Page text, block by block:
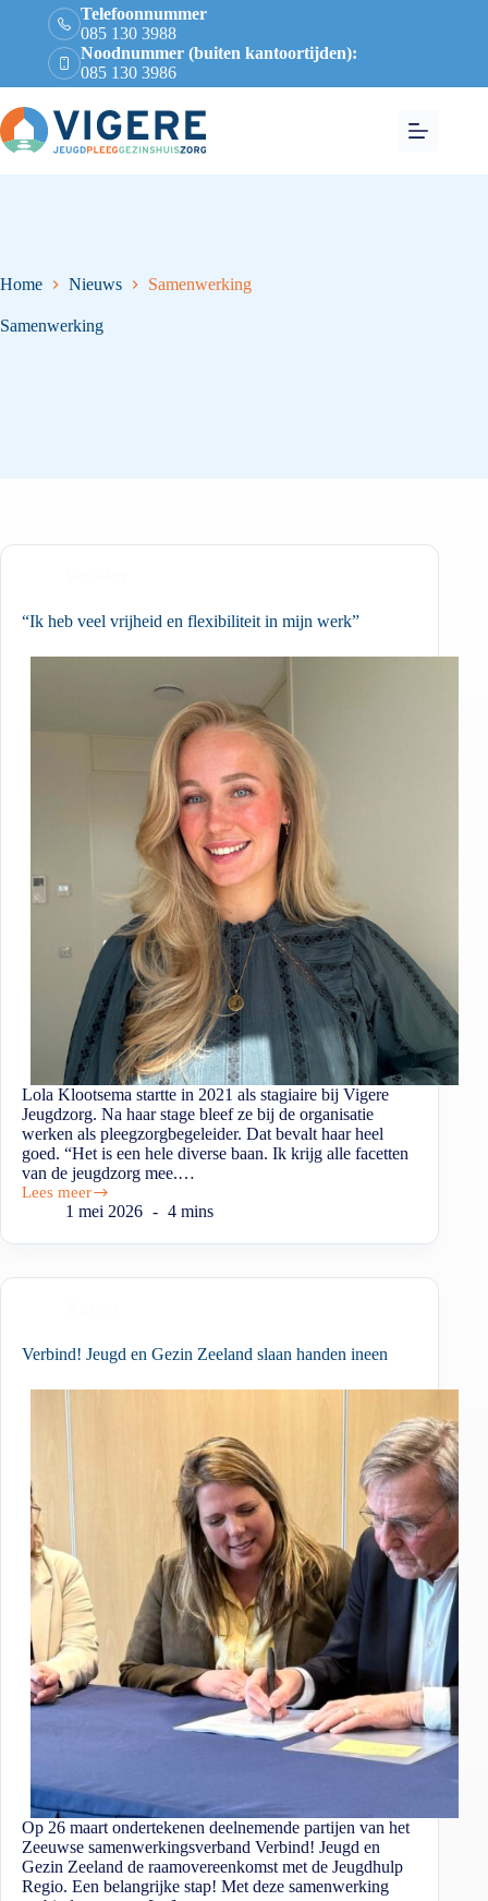
Telefoonnummer
085 130 3988
Noodnummer (buiten kantoortijden):
085 130 3986
Home Nieuws Samenwerking
Samenwerking
“Ik heb veel vrijheid en flexibiliteit in mijn werk”
Lola Klootsema startte in 2021 als stagiaire bij Vigere
Jeugdzorg. Na haar stage bleef ze bij de organisatie
werken als pleegzorgbegeleider. Dat bevalt haar heel
goed. “Het is een hele diverse baan. Ik krijg alle facetten
van de jeugdzorg mee.…
Lees meer
1 mei 2026 4 mins
Verbind! Jeugd en Gezin Zeeland slaan handen ineen
Op 26 maart ondertekenen deelnemende partijen van het
Zeeuwse samenwerkingsverband Verbind! Jeugd en
Gezin Zeeland de raamovereenkomst met de Jeugdhulp
Regio. Een belangrijke stap! Met deze samenwerking